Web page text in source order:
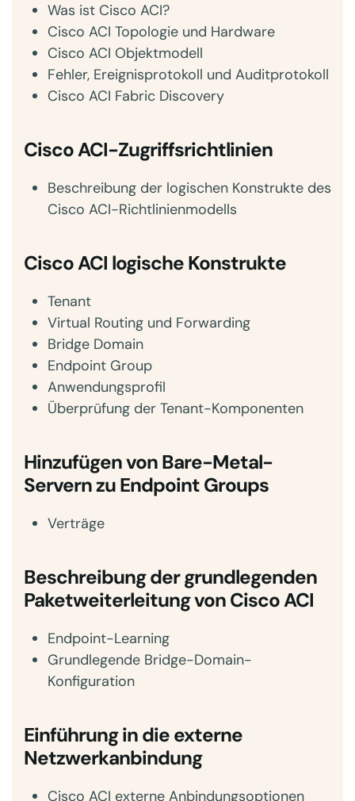
Was ist Cisco ACI?
Cisco ACI Topologie und Hardware
Cisco ACI Objektmodell
Fehler, Ereignisprotokoll und Auditprotokoll
Cisco ACI Fabric Discovery
Cisco ACI-Zugriffsrichtlinien
Beschreibung der logischen Konstrukte des
Cisco ACI-Richtlinienmodells
Cisco ACI logische Konstrukte
Tenant
Virtual Routing und Forwarding
Bridge Domain
Endpoint Group
Anwendungsprofil
Überprüfung der Tenant-Komponenten
Hinzufügen von Bare-Metal-
Servern zu Endpoint Groups
Verträge
Beschreibung der grundlegenden
Paketweiterleitung von Cisco ACI
Endpoint-Learning
Grundlegende Bridge-Domain-
Konfiguration
Einführung in die externe
Netzwerkanbindung
Cisco ACI externe Anbindungsoptionen